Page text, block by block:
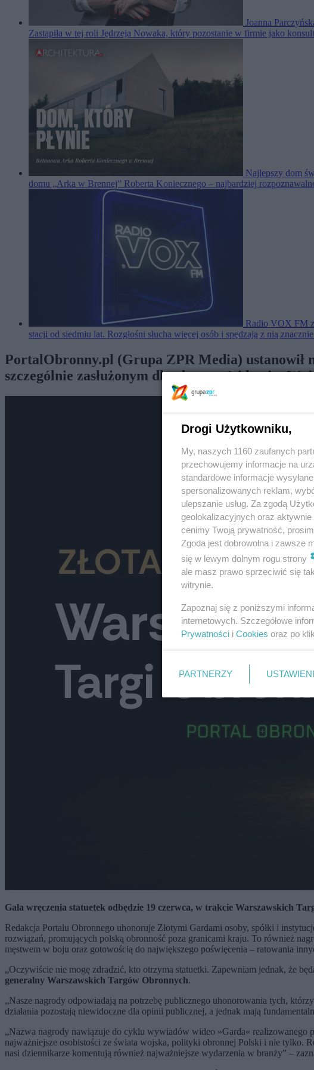
Joanna
Zastąpiła w tej roli Jędrzeja Nowaka, który pozostanie w firmie jako
Najlepszy dom
domu „Arka w Brennej” Roberta Koniecznego – najbardziej
Radio VOX FM z
stacji od siedmiu lat. Rozgłośni słucha więcej osób i spędzają z nią
PortalObronny.pl (Grupa ZPR Media) ustanowił
szczególnie zasłużonym dla obronności kraju,
Gala wręczenia statuetek odbędzie 19 czerwca, w trakcie Warszawskich
Redakcja Portalu Obronnego uhonoruje Złotymi Gardami osoby, spółki i
rozwiązań, promujących polską obronność poza granicami kraju. To również
męstwem w boju oraz gotowością do największego poświęcenia – ratowania
„Oczywiście nie mogę zdradzić, kto otrzyma statuetki. Zapewniam jednak, że
generalny Warszawskich Targów Obronnych.
„Nasze nagrody odpowiadają na potrzebę publicznego uhonorowania tych,
działania pozostają niewidoczne dla opinii publicznej, a jednak mają
„Nazwa nagrody nawiązuje do cyklu wywiadów wideo »Garda« realizowanego
najważniejsze osobistości ze świata wojska, polityki obronnej Polski i nie tylko.
nasi dziennikarze komentują również najważniejsze wydarzenia w branży” –
Drogi Użytkowniku,
My, naszych 1160 zaufanych
przechowujemy informacje na
standardowe informacje
spersonalizowanych reklam,
ulepszanie usług. Za zgodą
geolokalizacyjnych oraz
cenimy Twoją prywatność,
Zgoda jest dobrowolna i zawsze
się w lewym dolnym rogu strony
ale masz prawo sprzeciwić się
witrynie.
Zapoznaj się z poniższymi
internetowych. Szczegółowe
Prywatności i Cookies oraz po
PARTNERZY